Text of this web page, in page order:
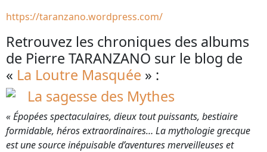
https://taranzano.wordpress.com/
Retrouvez les chroniques des albums
de Pierre TARANZANO sur le blog de
« La Loutre Masquée » :
La sagesse des Mythes
« Épopées spectaculaires, dieux tout puissants, bestiaire
formidable, héros extraordinaires… La mythologie grecque
est une source inépuisable d’aventures merveilleuses et